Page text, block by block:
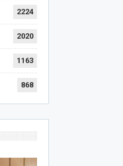
2224
2020
1163
868